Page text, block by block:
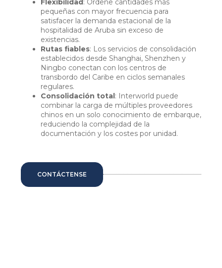
Flexibilidad: Ordene cantidades más
pequeñas con mayor frecuencia para
satisfacer la demanda estacional de la
hospitalidad de Aruba sin exceso de
existencias.
Rutas fiables: Los servicios de consolidación
establecidos desde Shanghai, Shenzhen y
Ningbo conectan con los centros de
transbordo del Caribe en ciclos semanales
regulares.
Consolidación total: Interworld puede
combinar la carga de múltiples proveedores
chinos en un solo conocimiento de embarque,
reduciendo la complejidad de la
documentación y los costes por unidad.
CONTÁCTENSE